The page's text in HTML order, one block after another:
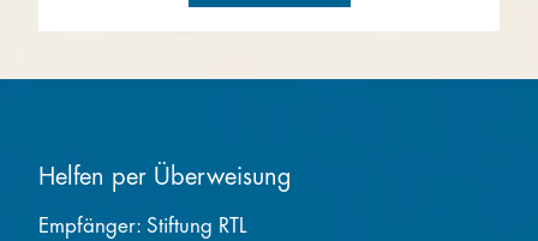
Helfen per Überweisung
Empfänger: Stiftung RTL